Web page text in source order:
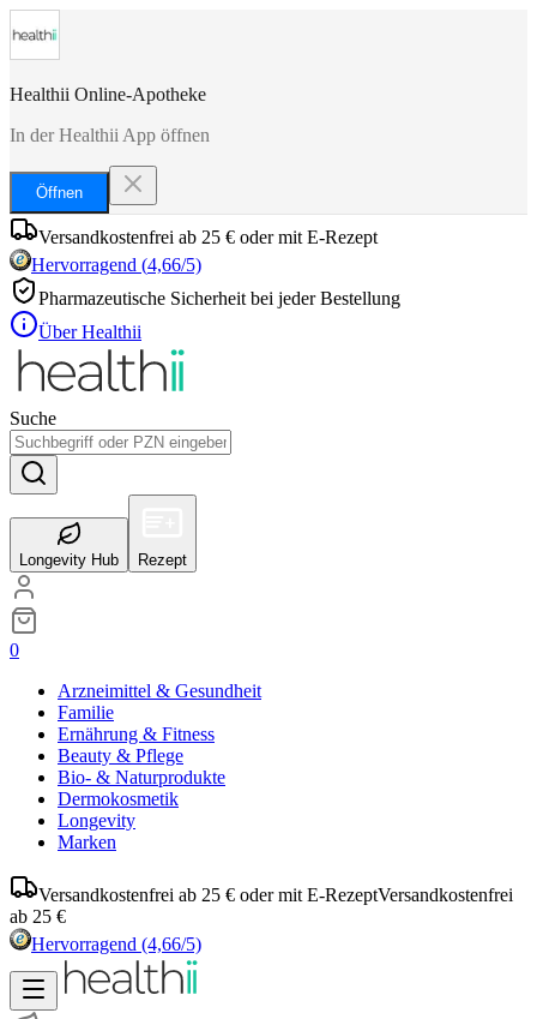
Healthii Online-Apotheke
In der Healthii App öffnen
Öffnen
Versandkostenfrei ab 25 € oder mit E-Rezept
Hervorragend (4,66/5)
Pharmazeutische Sicherheit bei jeder Bestellung
Über Healthii
Suche
Longevity Hub Rezept
0
Arzneimittel & Gesundheit
Familie
Ernährung & Fitness
Beauty & Pflege
Bio- & Naturprodukte
Dermokosmetik
Longevity
Marken
Versandkostenfrei ab 25 € oder mit E-RezeptVersandkostenfrei
ab 25 €
Hervorragend (4,66/5)